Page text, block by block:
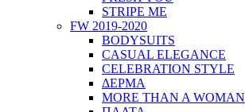
STRIPE ME
FW 2019-2020
BODYSUITS
CASUAL ELEGANCE
CELEBRATION STYLE
ΔΕΡΜΑ
MORE THAN A WOMAN